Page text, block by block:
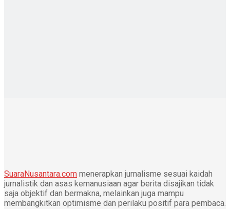
SuaraNusantara.com menerapkan jurnalisme sesuai kaidah
jurnalistik dan asas kemanusiaan agar berita disajikan tidak
saja objektif dan bermakna, melainkan juga mampu
membangkitkan optimisme dan perilaku positif para pembaca.